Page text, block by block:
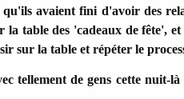
qu'ils avaient fini d'avoir des
la table des 'cadeaux de fête',
sur la table et répéter le
tellement de gens cette nuit-là